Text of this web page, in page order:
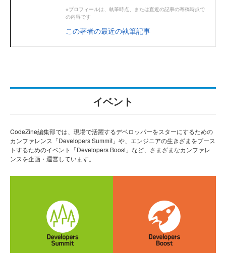
※プロフィールは、執筆時点、または直近の記事の寄稿時点で
の内容です
この著者の最近の執筆記事
イベント
CodeZine編集部では、現場で活躍するデベロッパーをスターにするための
カンファレンス「Developers Summit」や、エンジニアの生きざまをブース
トするためのイベント「Developers Boost」など、さまざまなカンファレ
ンスを企画・運営しています。